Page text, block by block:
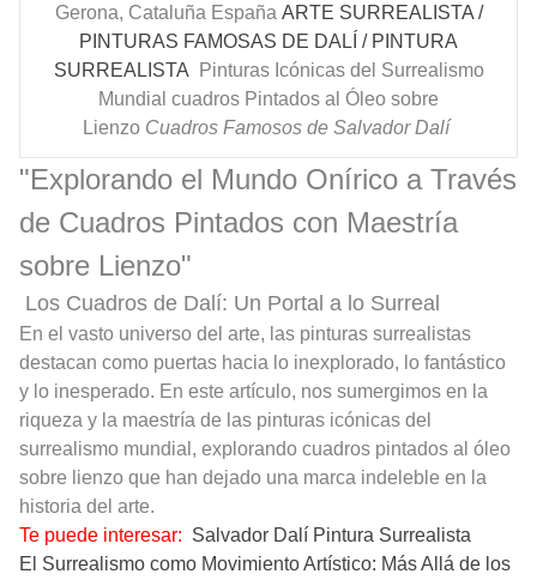
Gerona, Cataluña España ARTE SURREALISTA /
PINTURAS FAMOSAS DE DALÍ / PINTURA
SURREALISTA
Pinturas Icónicas del Surrealismo
Mundial cuadros Pintados al Óleo sobre
Lienzo Cuadros Famosos de Salvador Dalí
"Explorando el Mundo Onírico a Través
de Cuadros Pintados con Maestría
sobre Lienzo"
Los Cuadros de Dalí: Un Portal a lo Surreal
En el vasto universo del arte, las pinturas surrealistas
destacan como puertas hacia lo inexplorado, lo fantástico
y lo inesperado. En este artículo, nos sumergimos en la
riqueza y la maestría de las pinturas icónicas del
surrealismo mundial, explorando cuadros pintados al óleo
sobre lienzo que han dejado una marca indeleble en la
historia del arte.
Te puede interesar: Salvador Dalí Pintura Surrealista
El Surrealismo como Movimiento Artístico: Más Allá de los